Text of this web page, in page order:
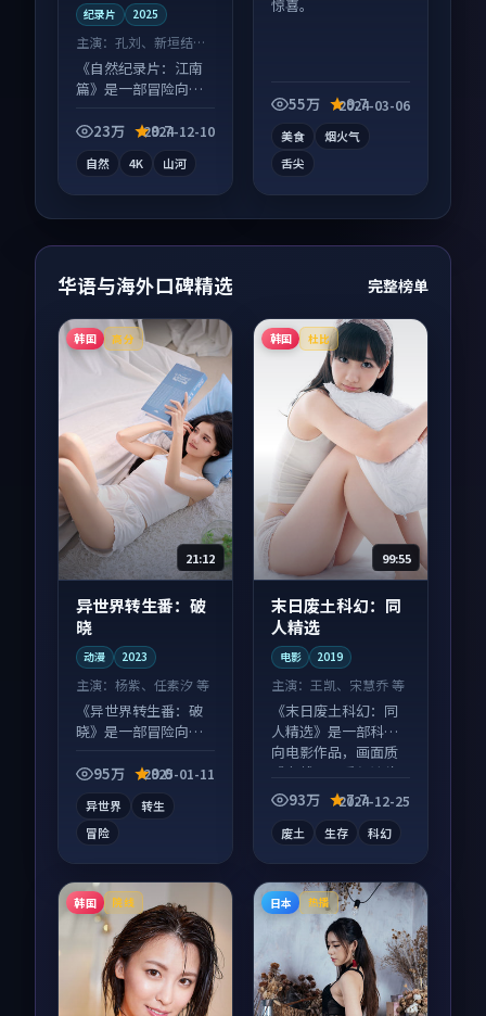
纪录片 2025
主演： 孔刘、新垣结衣
等
《自然纪录片：江南
篇》是一部冒险向纪
层层推进，尾声常有
23万 9.7
2024-12-10
自然 4K 山河
惊喜。
55万 9.7
2024-03-06
美食
烟火气
舌尖
华语与海外口碑精选 完整榜单
韩国 高分
21:12
异世界转生番：破
晓
动漫 2023
主演： 杨紫、任素汐 等
《异世界转生番：破
晓》是一部冒险向动
全，观感爽快不拖
95万 9.0
2025-01-11
异世界
转生
冒险
韩国 杜比
99:55
末日废土科幻：同
人精选
电影 2019
主演： 王凯、宋慧乔 等
《末日废土科幻：同
人精选》是一部科幻
向电影作品，画面质
感在线，配乐与镜头
配合度高。
93万 7.7
2024-12-25
废土 生存 科幻
韩国 院线 日本 热播